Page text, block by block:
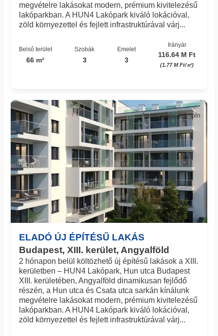
megvételre lakásokat modern, prémium kivitelezésű
lakóparkban. A HUN4 Lakópark kiváló lokációval,
zöld környezettel és fejlett infrastruktúrával várj...
Belső terület
66 m²
Szobák
3
Emelet
3
Irányár
116.64 M Ft
(1.77 M Ft/㎡)
ELADÓ ÚJ ÉPÍTÉSŰ LAKÁS
Budapest, XIII. kerület, Angyalföld
Azonosító: 361_pln
2 hónapon belül költözhető új építésű lakások a XIII.
kerületben – HUN4 Lakópark, Hun utca Budapest
XIII. kerületében, Angyalföld dinamikusan fejlődő
részén, a Hun utca és Csata utca sarkán kínálunk
megvételre lakásokat modern, prémium kivitelezésű
lakóparkban. A HUN4 Lakópark kiváló lokációval,
zöld környezettel és fejlett infrastruktúrával várj...